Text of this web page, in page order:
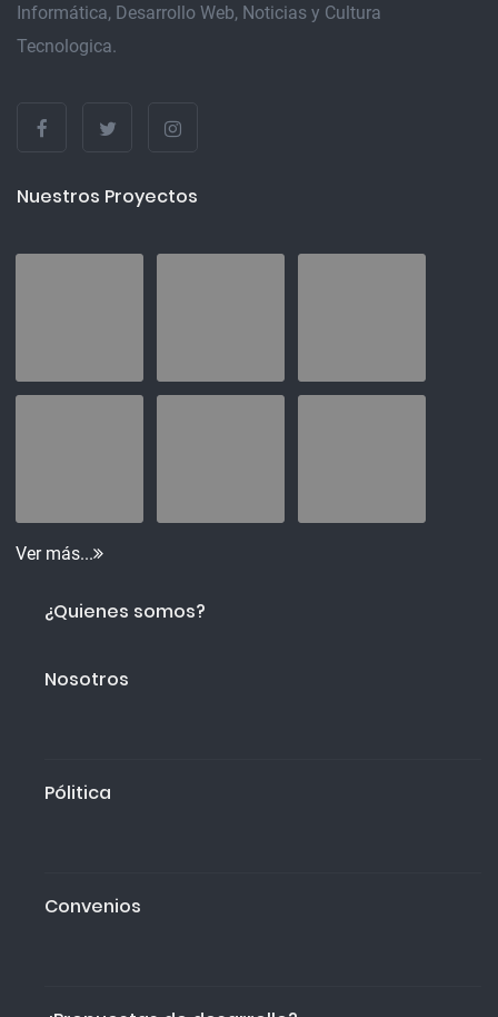
Informática, Desarrollo Web, Noticias y Cultura
Tecnologica.
Nuestros Proyectos
Ver más...
¿Quienes somos?
Nosotros
Pólitica
Convenios